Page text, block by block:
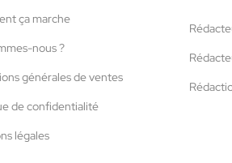
ça marche
nous ?
générales de ventes
de confidentialité
légales